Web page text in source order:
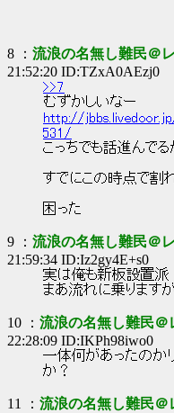
8 ： 流浪の名無し難民＠
21:52:20 ID:TZxA0AEzj0
>>7
むずかしいなー
http://
531/
こっちでも話進んで
すでにこの時点で割
困った
9 ： 流浪の名無し難民＠
21:59:34 ID:Iz2gy4E+s0
実は俺も新板設置派
まあ流れに乗ります
10 ： 流浪の名無し難民＠
22:28:09 ID:IKPh98iwo0
一体何があったのか
か？
11 ： 流浪の名無し難民＠